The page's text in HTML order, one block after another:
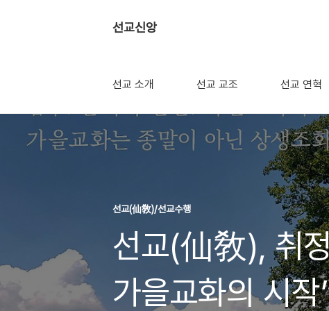
선교신앙
선교 소개 선교 교조 선교 연혁
선교(仙敎)/선교수행
선교(仙敎), 취
가을교화의 시